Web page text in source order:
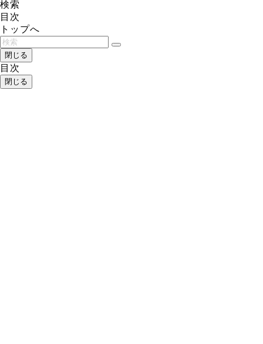
検索
目次
トップへ
閉じる
目次
閉じる